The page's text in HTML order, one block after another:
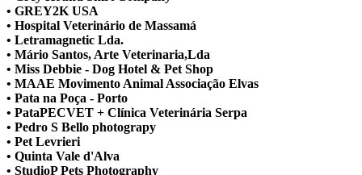
• GREY2K USA
• Hospital Veterinário de Massamá
• Letramagnetic Lda.
• Mário Santos, Arte Veterinaria,Lda
• Miss Debbie - Dog Hotel & Pet Shop
• MAAE Movimento Animal Associação Elvas
• Pata na Poça - Porto
• PataPECVET + Clínica Veterinária Serpa
• Pedro S Bello photograpy
• Pet Levrieri
• Quinta Vale d'Alva
• StudioP Pets Photography